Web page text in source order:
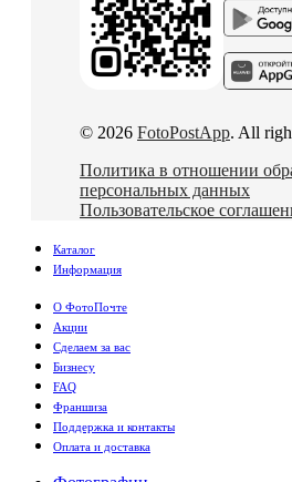
© 2026 FotoPostApp. All
Политика в отношении
персональных данных
Пользовательское
Каталог
Информация
О ФотоПочте
Акции
Сделаем за вас
Бизнесу
FAQ
Франшиза
Поддержка и контакты
Оплата и доставка